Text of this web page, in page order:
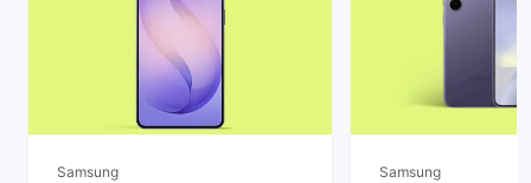
Samsung Samsung